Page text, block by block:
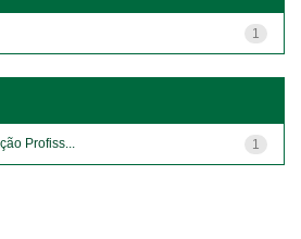
1
1
Profiss...